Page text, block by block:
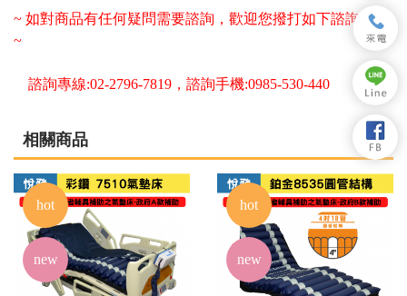
~ 如對商品有任何疑問需要諮詢，歡迎您撥打如下諮詢專線
~
諮詢專線:02-2796-7819，諮詢手機:0985-530-440
相關商品
hot
new
hot
new